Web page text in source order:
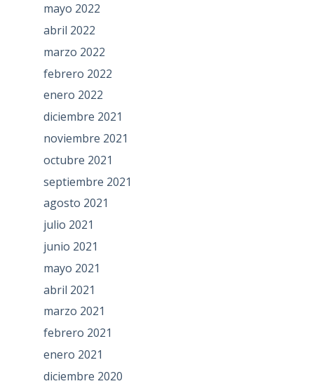
mayo 2022
abril 2022
marzo 2022
febrero 2022
enero 2022
diciembre 2021
noviembre 2021
octubre 2021
septiembre 2021
agosto 2021
julio 2021
junio 2021
mayo 2021
abril 2021
marzo 2021
febrero 2021
enero 2021
diciembre 2020